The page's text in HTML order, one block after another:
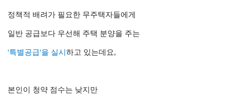
정책적 배려가 필요한 무주택자들에게
일반 공급보다 우선해 주택 분양을 주는
'특별공급'을 실시 하고 있는데요,
본인이 청약 점수는 낮지만